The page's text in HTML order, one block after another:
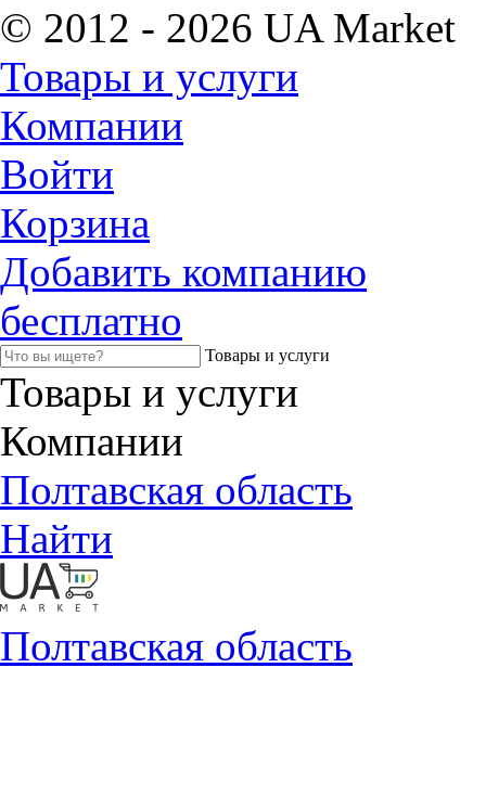
© 2012 - 2026 UA Market
Товары и услуги
Компании
Войти
Корзина
Добавить компанию
бесплатно
Товары и услуги
Товары и услуги
Компании
Полтавская область
Найти
Полтавская область